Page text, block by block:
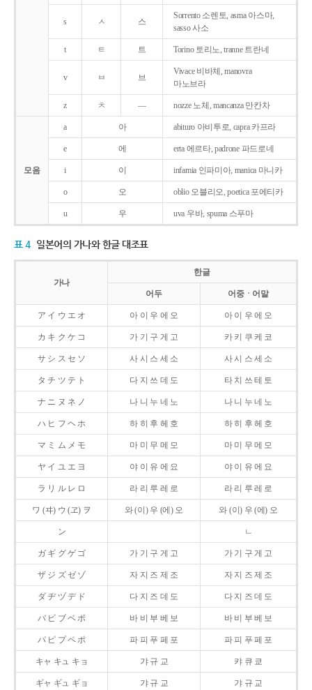
s ㅅ 스
Sorrento 소렌토, asma 아스마,
sasso 사소
t ㅌ 트 Torino 토리노, tranne 트란네
v ㅂ 브
Vivace 비바체, manovra
마노브라
z ㅊ ― nozze 노체, mancanza 만칸차
모음
a 아 abituro 아비투로, capra 카프라
e 에 erta 에르타, padrone 파드로네
i 이 infamia 인파미아, manica 마니카
o 오 oblio 오블리오, poetica 포에티카
u 우 uva 우바, spuma 스푸마
표 4 일본어의 가나와 한글 대조표
가나
한글
어두 어중ㆍ어말
ア イ ウ エ オ 아 이 우 에 오 아 이 우 에 오
カ キ ク ケ コ 가 기 구 게 고 카 키 쿠 케 코
サ シ ス セ ソ 사 시 스 세 소 사 시 스 세 소
タ チ ツ テ ト 다 지 쓰 데 도 타 치 쓰 테 토
ナ ニ ヌ ネ ノ 나 니 누 네 노 나 니 누 네 노
ハ ヒ フ ヘ ホ 하 히 후 헤 호 하 히 후 헤 호
マ ミ ム メ モ 마 미 무 메 모 마 미 무 메 모
ヤ イ ユ エ ヨ 야 이 유 에 요 야 이 유 에 요
ラ リ ル レ ロ 라 리 루 레 로 라 리 루 레 로
ワ (ヰ) ウ (ヱ) ヲ 와 (이) 우 (에) 오 와 (이) 우 (에) 오
ン ㄴ
ガ ギ グ ゲ ゴ 가 기 구 게 고 가 기 구 게 고
ザ ジ ズ ゼ ゾ 자 지 즈 제 조 자 지 즈 제 조
ダ ヂ ヅ デ ド 다 지 즈 데 도 다 지 즈 데 도
バ ビ ブ ベ ボ 바 비 부 베 보 바 비 부 베 보
パ ピ プ ペ ポ 파 피 푸 페 포 파 피 푸 페 포
キャ キュ キョ 갸 규 교 캬 큐 쿄
ギャ ギュ ギョ 갸 규 교 갸 규 교